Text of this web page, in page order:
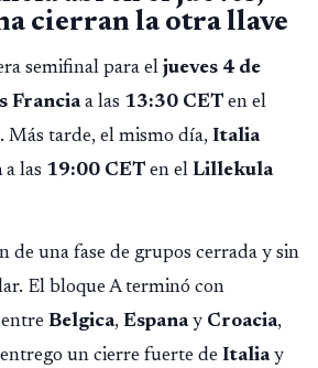
cierran la otra llave
semifinal para el jueves 4 de
Franciaa las 13:30 CET en el
. Más tarde, el mismo día, Italia
a las 19:00 CET en el Lillekula
de una fase de grupos cerrada y sin
El bloque A terminó con
Belgica, Espanay Croacia,
un cierre fuerte de Italiay